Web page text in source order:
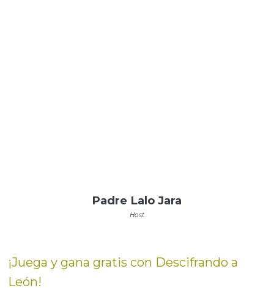
Padre Lalo Jara
Host
¡Juega y gana gratis con Descifrando a
León!